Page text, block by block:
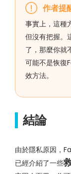
作者提
事實上，這種
但沒有把握。
了，那麼你就
可能不是恢
效方法。
結論
由於隱私原因，
已經介紹了一些